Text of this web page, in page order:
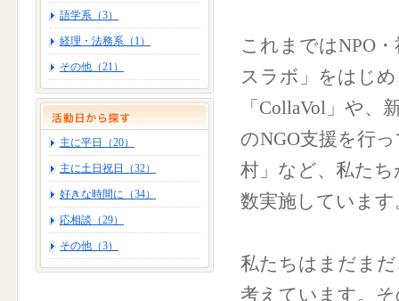
語学系（3）
経理・法務系（1）
その他（21）
主に平日（20）
主に土日祝日（32）
好きな時間に（34）
応相談（29）
その他（3）
これまではNPO
スラボ」をはじ
「CollaVol」や
のNGO支援を行
村」など、私た
数実施しています
私たちはまだま
考えています。